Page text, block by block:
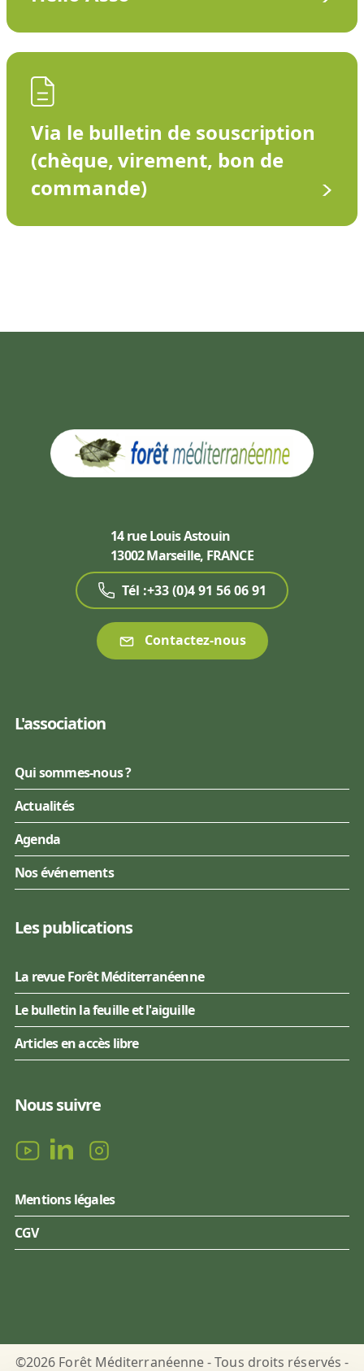
Via le bulletin de souscription
(chèque, virement, bon de
commande)
14 rue Louis Astouin
13002 Marseille, FRANCE
Tél :+33 (0)4 91 56 06 91
Contactez-nous
L'association
Qui sommes-nous ?
Actualités
Agenda
Nos événements
Les publications
La revue Forêt Méditerranéenne
Le bulletin la feuille et l'aiguille
Articles en accès libre
Nous suivre
Mentions légales
CGV
©2026 Forêt Méditerranéenne - Tous droits réservés -